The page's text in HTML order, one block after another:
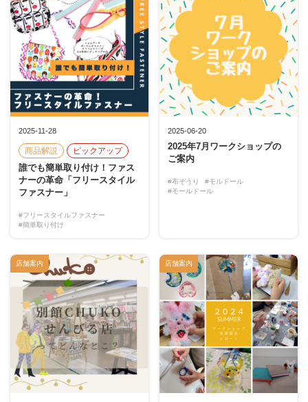
2025-11-28
商品解説 ピックアップ
誰でも簡単取り付け！ファス
ナーの革命「フリースタイル
ファスナー」
#フリースタイルファスナー
#簡単取り付け
2025-06-20
2025年7月ワークショップの
ご案内
#布ぞうり
#モルドール
#モールドール
店舗案内 店舗案内